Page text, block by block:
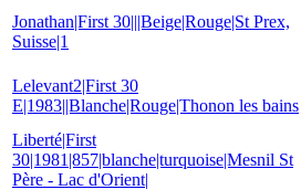
Jonathan|First 30|||Beige|Rouge|St Prex,
Suisse|1
Lelevant2|First 30
E|1983||Blanche|Rouge|Thonon les bains
Liberté|First
30|1981|857|blanche|turquoise|Mesnil St
Père - Lac d'Orient|